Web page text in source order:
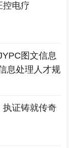
控电疗
图文信息
息处理人才规
执证铸就传奇